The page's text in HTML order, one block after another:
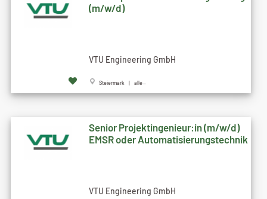
(m/w/d)
VTU Engineering GmbH
Steiermark | alle...
Senior Projektingenieur:in (m/w/d)
EMSR oder Automatisierungstechnik
VTU Engineering GmbH